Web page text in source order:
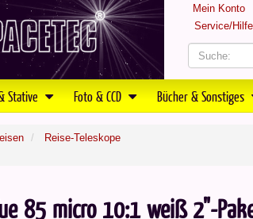
Mein Konto
Service/Hilfe
Stative Foto & CCD Bücher & Sonstiges
Reise-Teleskope
85 micro 10:1 weiß 2"-